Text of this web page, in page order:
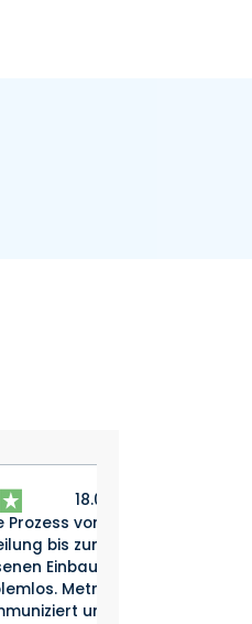
18.02.2026
von
bis zum
Einbau war
Metrify hat
und sich